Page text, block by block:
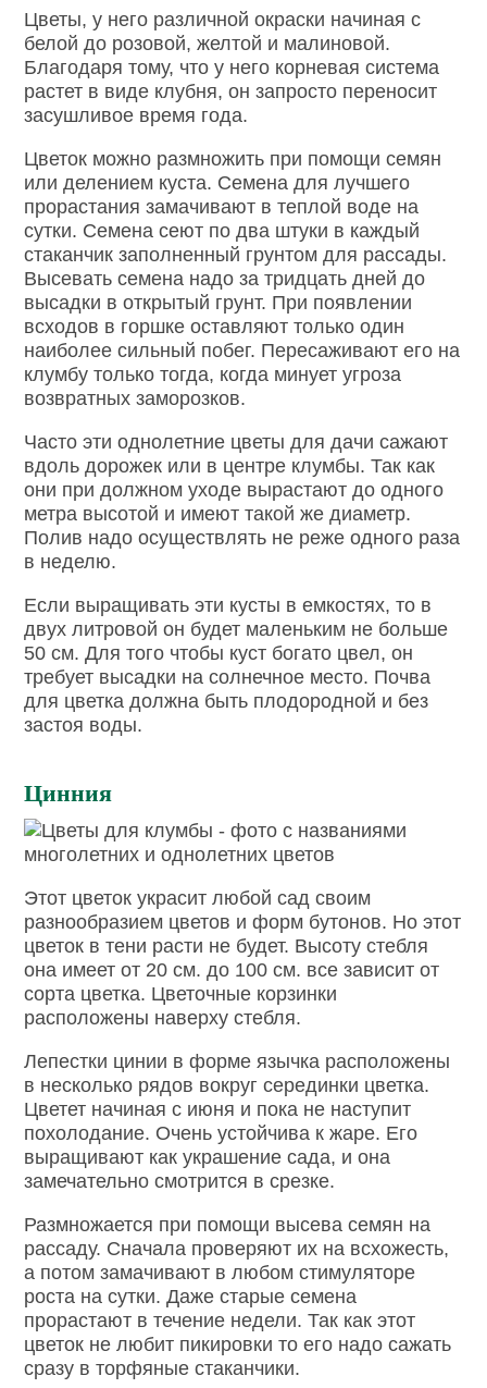
Цветы, у него различной окраски начиная с
белой до розовой, желтой и малиновой.
Благодаря тому, что у него корневая система
растет в виде клубня, он запросто переносит
засушливое время года.
Цветок можно размножить при помощи семян
или делением куста. Семена для лучшего
прорастания замачивают в теплой воде на
сутки. Семена сеют по два штуки в каждый
стаканчик заполненный грунтом для рассады.
Высевать семена надо за тридцать дней до
высадки в открытый грунт. При появлении
всходов в горшке оставляют только один
наиболее сильный побег. Пересаживают его на
клумбу только тогда, когда минует угроза
возвратных заморозков.
Часто эти однолетние цветы для дачи сажают
вдоль дорожек или в центре клумбы. Так как
они при должном уходе вырастают до одного
метра высотой и имеют такой же диаметр.
Полив надо осуществлять не реже одного раза
в неделю.
Если выращивать эти кусты в емкостях, то в
двух литровой он будет маленьким не больше
50 см. Для того чтобы куст богато цвел, он
требует высадки на солнечное место. Почва
для цветка должна быть плодородной и без
застоя воды.
Цинния
Этот цветок украсит любой сад своим
разнообразием цветов и форм бутонов. Но этот
цветок в тени расти не будет. Высоту стебля
она имеет от 20 см. до 100 см. все зависит от
сорта цветка. Цветочные корзинки
расположены наверху стебля.
Лепестки цинии в форме язычка расположены
в несколько рядов вокруг серединки цветка.
Цветет начиная с июня и пока не наступит
похолодание. Очень устойчива к жаре. Его
выращивают как украшение сада, и она
замечательно смотрится в срезке.
Размножается при помощи высева семян на
рассаду. Сначала проверяют их на всхожесть,
а потом замачивают в любом стимуляторе
роста на сутки. Даже старые семена
прорастают в течение недели. Так как этот
цветок не любит пикировки то его надо сажать
сразу в торфяные стаканчики.